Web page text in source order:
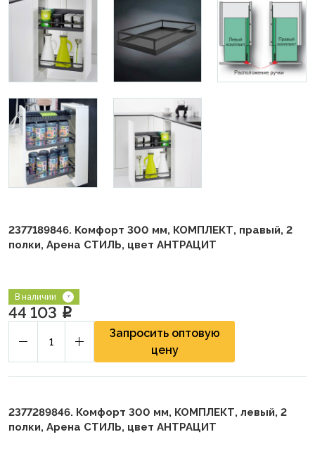
2377189846. Комфорт 300 мм, КОМПЛЕКТ, правый, 2
полки, Арена СТИЛЬ, цвет АНТРАЦИТ
В наличии
44 103 p
Запросить оптовую
цену
2377289846. Комфорт 300 мм, КОМПЛЕКТ, левый, 2
полки, Арена СТИЛЬ, цвет АНТРАЦИТ